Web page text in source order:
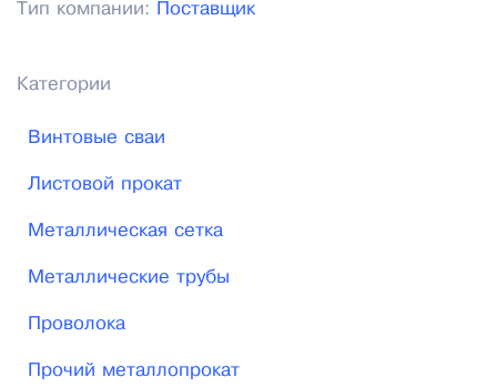
Тип компании: Поставщик
Категории
Винтовые сваи
Листовой прокат
Металлическая сетка
Металлические трубы
Проволока
Прочий металлопрокат